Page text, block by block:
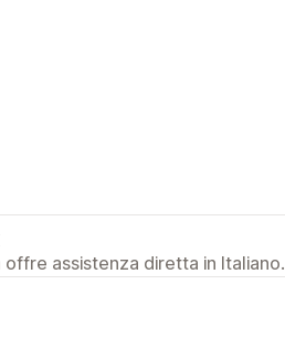
assistenza diretta in Italiano.